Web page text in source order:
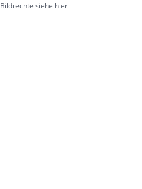
Bildrechte siehe hier